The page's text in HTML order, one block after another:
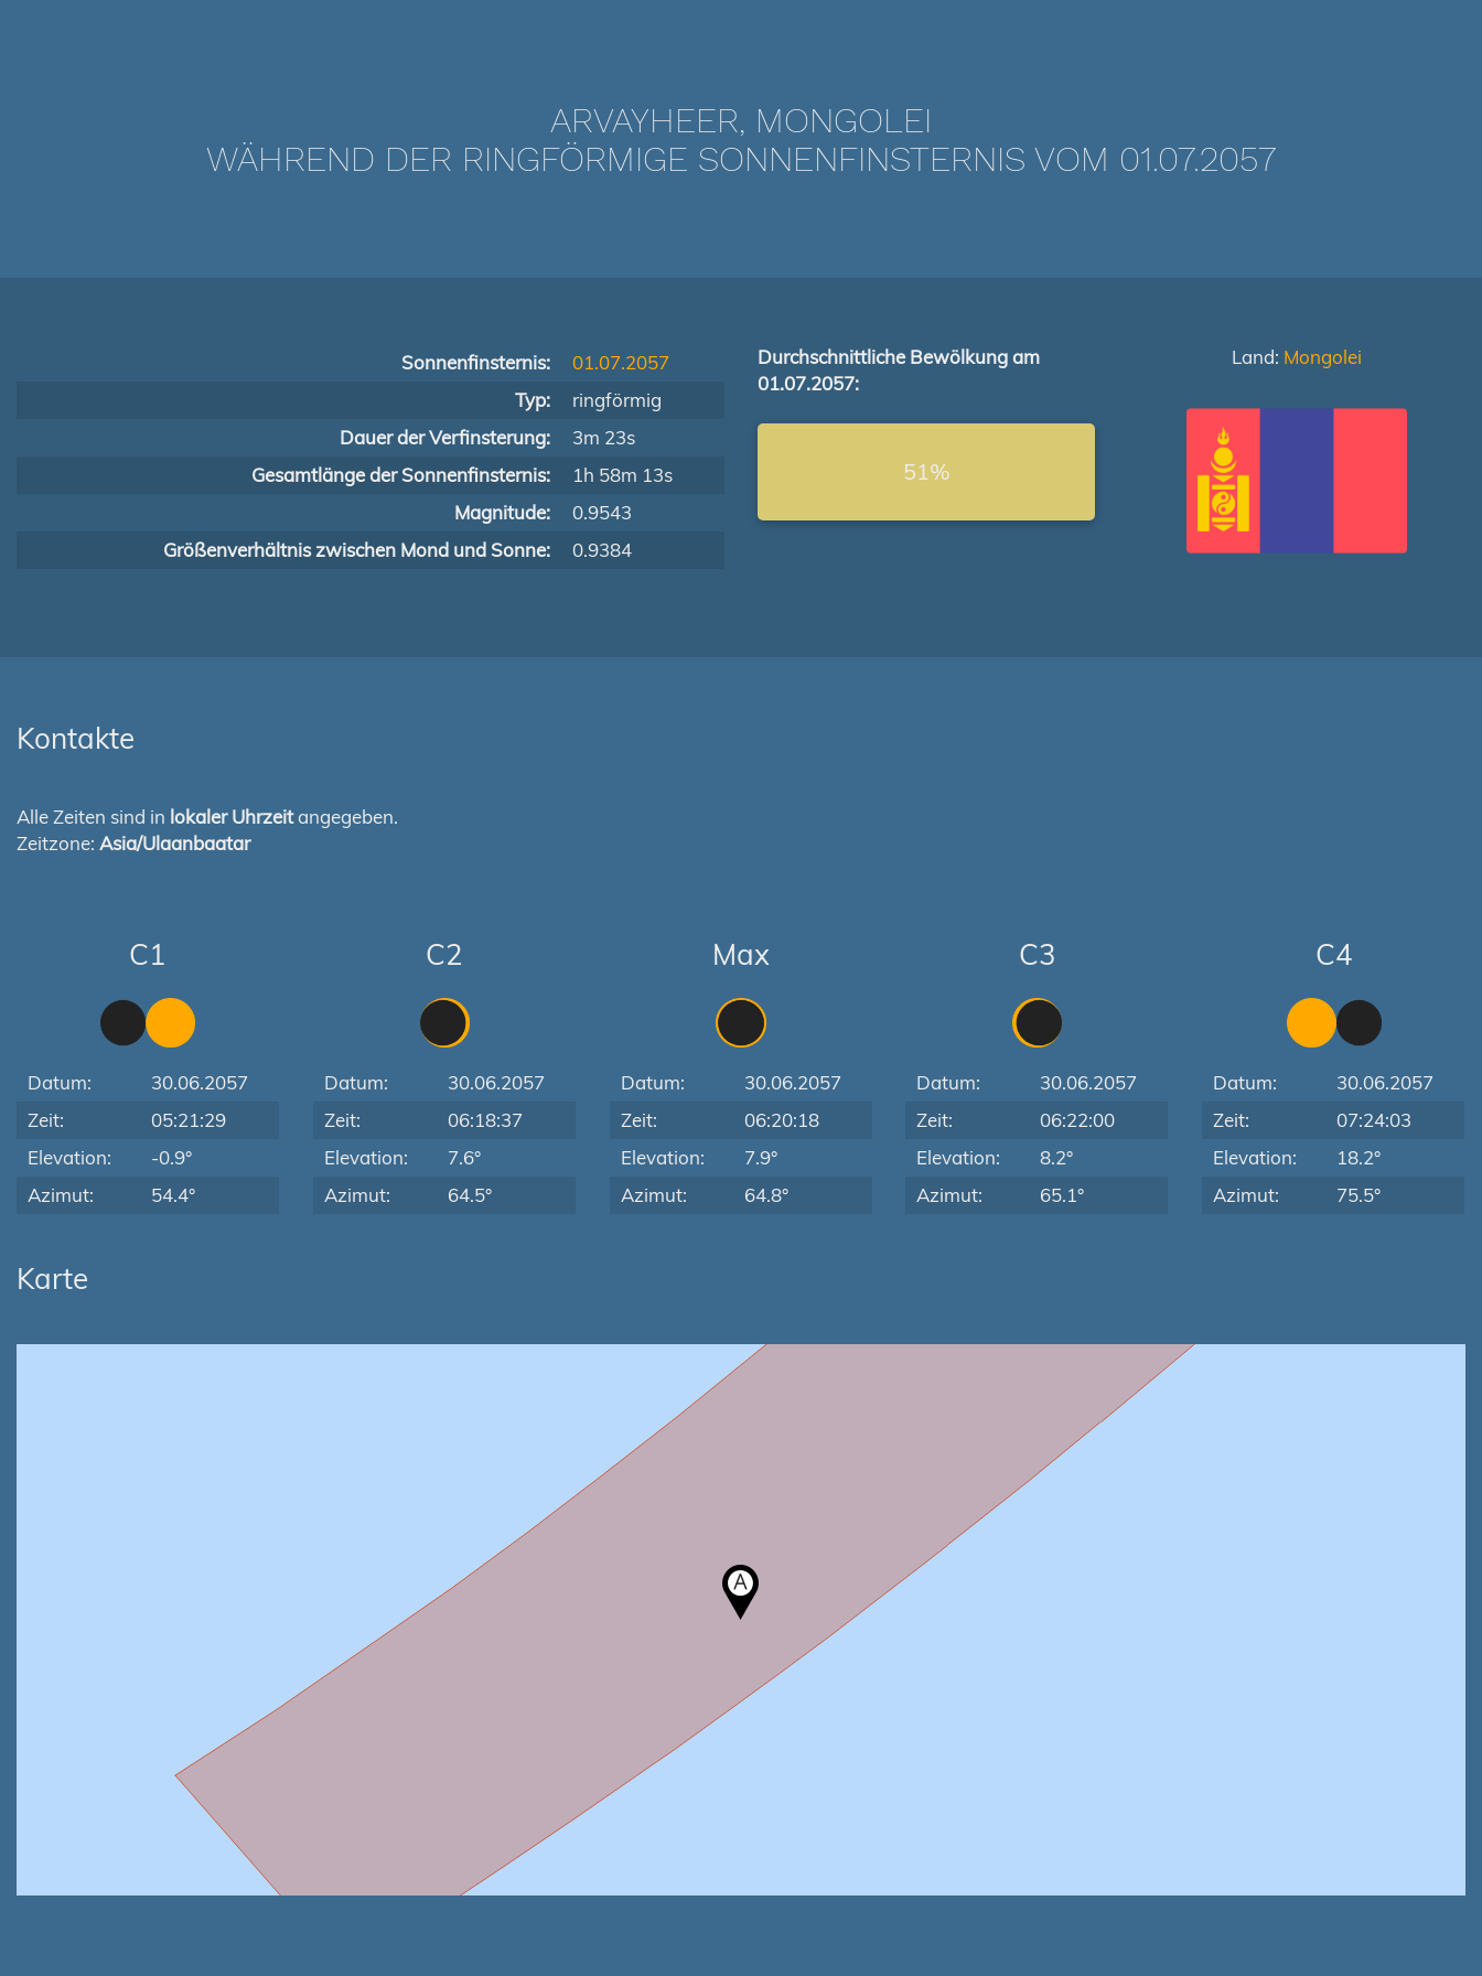
ARVAYHEER, MONGOLEI
WÄHREND DER RINGFÖRMIGE SONNENFINSTERNIS VOM 01.07.2057
Sonnenfinsternis:
01.07.2057
Typ:
ringförmig
Dauer der Verfinsterung:
3m 23s
Gesamtlänge der Sonnenfinsternis:
1h 58m 13s
Magnitude:
0.9543
Größenverhältnis zwischen Mond und Sonne:
0.9384
Durchschnittliche Bewölkung am
01.07.2057:
51%
Land: Mongolei
Kontakte
Alle Zeiten sind in lokaler Uhrzeitangegeben.
Zeitzone: Asia/Ulaanbaatar
C1
Datum:
30.06.2057
Zeit:
05:21:29
Elevation:
-0.9°
Azimut:
54.4°
C2
Datum:
30.06.2057
Zeit:
06:18:37
Elevation:
7.6°
Azimut:
64.5°
Max
Datum:
30.06.2057
Zeit:
06:20:18
Elevation:
7.9°
Azimut:
64.8°
C3
Datum:
30.06.2057
Zeit:
06:22:00
Elevation:
8.2°
Azimut:
65.1°
C4
Datum:
30.06.2057
Zeit:
07:24:03
Elevation:
18.2°
Azimut:
75.5°
Karte